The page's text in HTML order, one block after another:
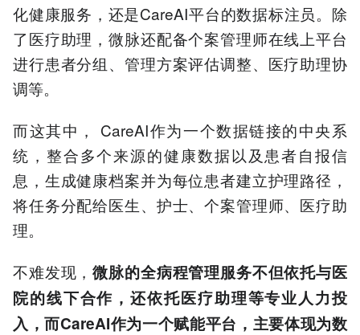
化健康服务，还是CareAI平台的数据标注员。除
了医疗助理，微脉还配备个案管理师在线上平台
进行患者分组、管理方案评估调整、医疗助理协
调等。
而这其中， CareAI作为一个数据链接的中央系
统，整合多个来源的健康数据以及患者自报信
息，生成健康档案并为每位患者建立护理路径，
将任务分配给医生、护士、个案管理师、医疗助
理。
不难发现，微脉的全病程管理服务不但依托与医
院的线下合作，还依托医疗助理等专业人力投
入，而CareAI作为一个赋能平台，主要体现为数